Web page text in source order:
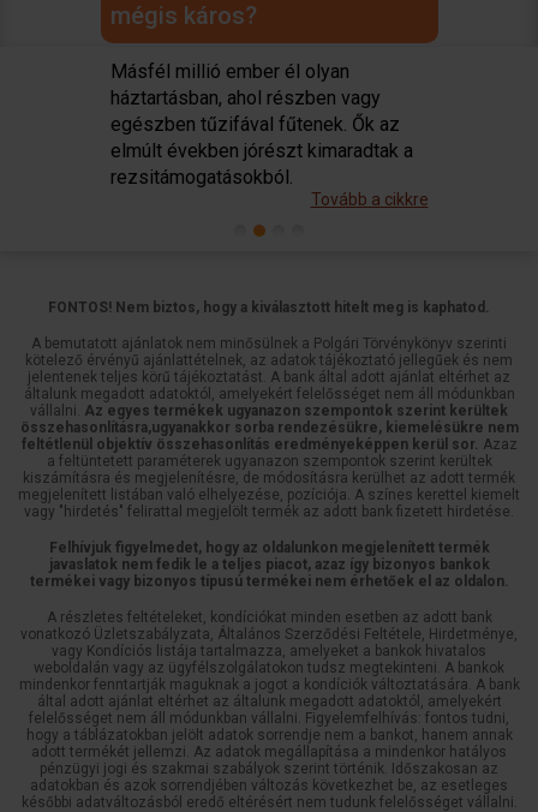
mégis káros?
Másfél millió ember él olyan
háztartásban, ahol részben vagy
egészben tűzifával fűtenek. Ők az
elmúlt években jórészt kimaradtak a
rezsitámogatásokból.
Tovább a cikkre
Previous
FONTOS! Nem biztos, hogy a kiválasztott hitelt meg is kaphatod.
A bemutatott ajánlatok nem minősülnek a Polgári Törvénykönyv szerinti
kötelező érvényű ajánlattételnek, az adatok tájékoztató jellegűek és nem
jelentenek teljes körű tájékoztatást. A bank által adott ajánlat eltérhet az
általunk megadott adatoktól, amelyekért felelősséget nem áll módunkban
vállalni. Az egyes termékek ugyanazon szempontok szerint kerültek
összehasonlításra,ugyanakkor sorba rendezésükre, kiemelésükre nem
feltétlenül objektív összehasonlítás eredményeképpen kerül sor. Azaz
a feltüntetett paraméterek ugyanazon szempontok szerint kerültek
kiszámításra és megjelenítésre, de módosításra kerülhet az adott termék
megjelenített listában való elhelyezése, pozíciója. A színes kerettel kiemelt
vagy "hirdetés" felirattal megjelölt termék az adott bank fizetett hirdetése.
Felhívjuk figyelmedet, hogy az oldalunkon megjelenített termék
javaslatok nem fedik le a teljes piacot, azaz így bizonyos bankok
termékei vagy bizonyos típusú termékei nem érhetőek el az oldalon.
A részletes feltételeket, kondíciókat minden esetben az adott bank
vonatkozó Üzletszabályzata, Általános Szerződési Feltétele, Hirdetménye,
vagy Kondíciós listája tartalmazza, amelyeket a bankok hivatalos
weboldalán vagy az ügyfélszolgálatokon tudsz megtekinteni. A bankok
mindenkor fenntartják maguknak a jogot a kondíciók változtatására. A bank
által adott ajánlat eltérhet az általunk megadott adatoktól, amelyekért
felelősséget nem áll módunkban vállalni. Figyelemfelhívás: fontos tudni,
hogy a táblázatokban jelölt adatok sorrendje nem a bankot, hanem annak
adott termékét jellemzi. Az adatok megállapítása a mindenkor hatályos
pénzügyi jogi és szakmai szabályok szerint történik. Időszakosan az
adatokban és azok sorrendjében változás következhet be, az esetleges
későbbi adatváltozásból eredő eltérésért nem tudunk felelősséget vállalni.